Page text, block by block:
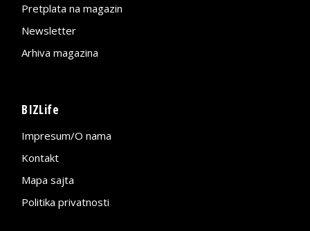
Pretplata na magazin
Newsletter
Arhiva magazina
BIZLife
Impresum/O nama
Kontakt
Mapa sajta
Politika privatnosti